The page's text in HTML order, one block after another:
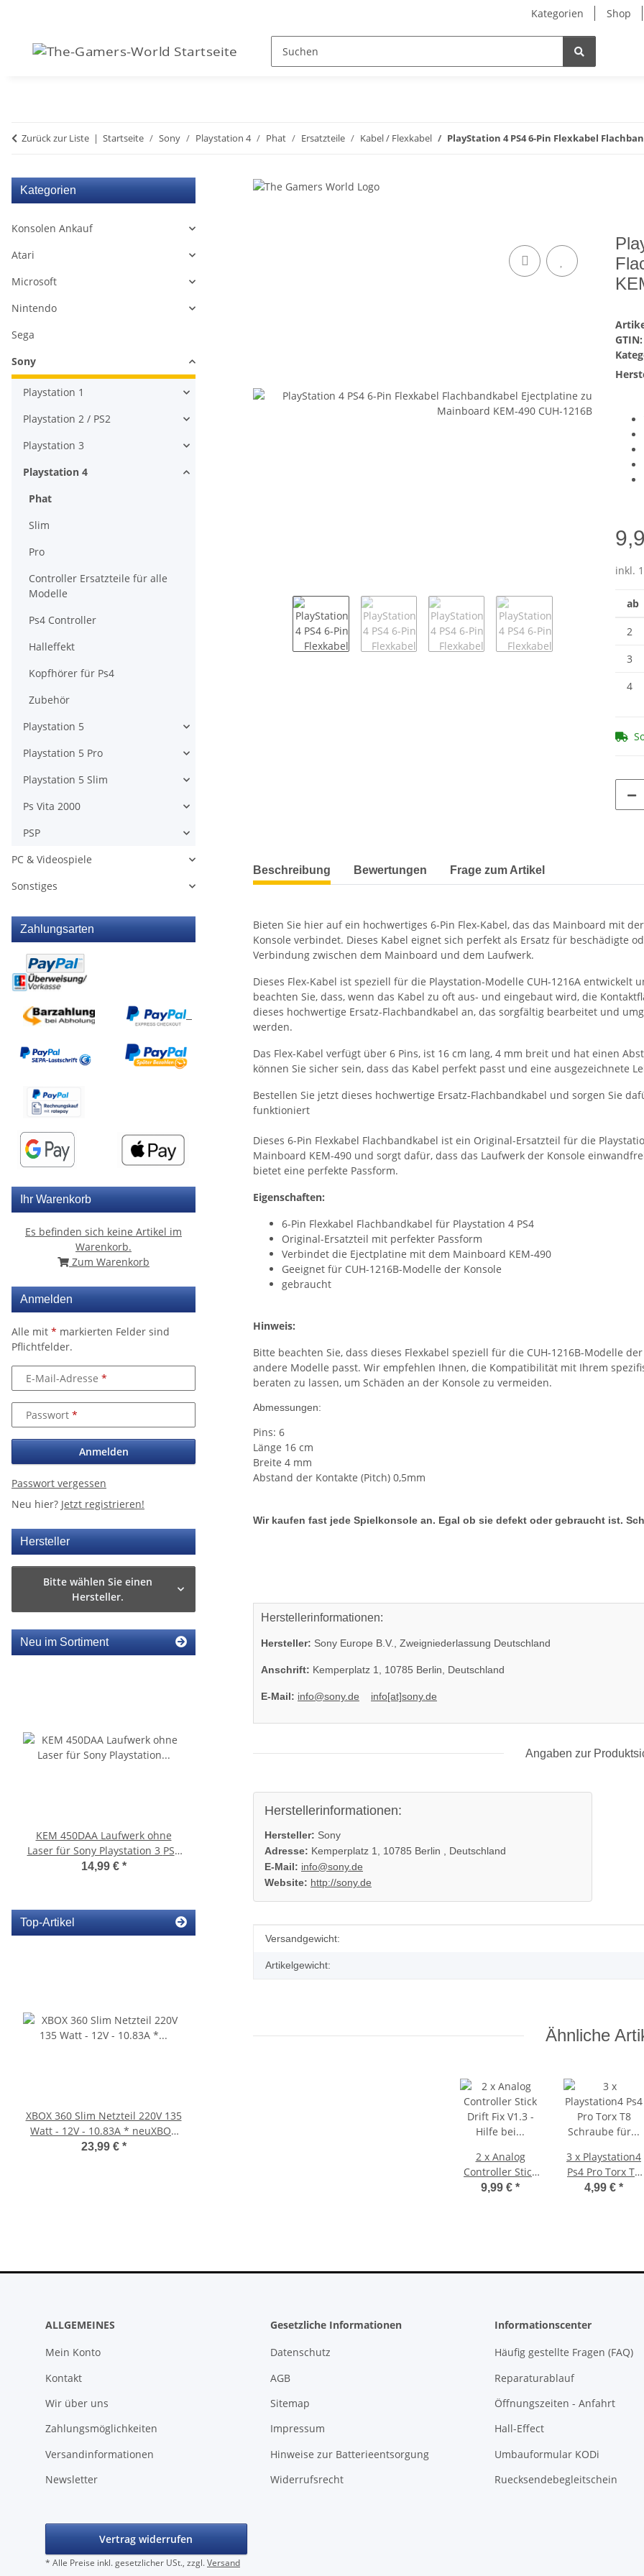
Kategorien Shop
Zurück zur Liste Startseite Sony Playstation 4 Phat Ersatzteile Kabel / Flexkabel PlayStation 4 PS4 6-Pin Flexkabel
GTIN:
inkl.
ab
2
3
4
weitere Registerkarten anzeigen
Beschreibung Bewertungen Frage zum Artikel
Bieten Sie hier auf ein hochwertiges 6-Pin Flex-Kabel, das das Mainboard mit
Konsole verbindet. Dieses Kabel eignet sich perfekt als Ersatz für beschädigte
Verbindung zwischen dem Mainboard und dem Laufwerk.
Dieses Flex-Kabel ist speziell für die Playstation-Modelle CUH-1216A
beachten Sie, dass, wenn das Kabel zu oft aus- und eingebaut wird, die
dieses hochwertige Ersatz-Flachbandkabel an, das sorgfältig bearbeitet und
werden.
Das Flex-Kabel verfügt über 6 Pins, ist 16 cm lang, 4 mm breit und hat einen
können Sie sicher sein, dass das Kabel perfekt passt und eine ausgezeichnete
Bestellen Sie jetzt dieses hochwertige Ersatz-Flachbandkabel und sorgen Sie
funktioniert
Dieses 6-Pin Flexkabel Flachbandkabel ist ein Original-Ersatzteil für die
Mainboard KEM-490 und sorgt dafür, dass das Laufwerk der Konsole
bietet eine perfekte Passform.
Eigenschaften:
6-Pin Flexkabel Flachbandkabel für Playstation 4 PS4
Original-Ersatzteil mit perfekter Passform
Verbindet die Ejectplatine mit dem Mainboard KEM-490
Geeignet für CUH-1216B-Modelle der Konsole
gebraucht
Hinweis:
Bitte beachten Sie, dass dieses Flexkabel speziell für die CUH-1216B-Modelle
andere Modelle passt. Wir empfehlen Ihnen, die Kompatibilität mit Ihrem
beraten zu lassen, um Schäden an der Konsole zu vermeiden.
Abmessungen:
Pins: 6
Länge 16 cm
Breite 4 mm
Abstand der Kontakte (Pitch) 0,5mm
Wir kaufen fast jede Spielkonsole an. Egal ob sie defekt oder gebraucht ist.
Herstellerinformationen:
Hersteller: Sony Europe B.V., Zweigniederlassung Deutschland
Anschrift: Kemperplatz 1, 10785 Berlin, Deutschland
E-Mail: info@sony.de info[at]sony.de
Angaben zur
Herstellerinformationen:
Hersteller: Sony
Adresse: Kemperplatz 1, 10785 Berlin , Deutschland
E-Mail: info@sony.de
Website: http://sony.de
Produkteigenschaft
Wert
Versandgewicht:
Artikelgewicht:
Ähnliche
2 x Analog
Controller Stick
Drift Fix V1.3 -
9,99 € *
3 x Playstation4
Ps4 Pro Torx T8
Schraube für
4,99 € *
Kategorien
Konsolen Ankauf
Atari
Microsoft
Nintendo
Sega
Sony
Playstation 1
Playstation 2 / PS2
Playstation 3
Playstation 4
Phat
Slim
Pro
Controller Ersatzteile für alle
Modelle
Ps4 Controller
Halleffekt
Kopfhörer für Ps4
Zubehör
Playstation 5
Playstation 5 Pro
Playstation 5 Slim
Ps Vita 2000
PSP
PC & Videospiele
Sonstiges
Zahlungsarten
Ihr Warenkorb
Es befinden sich keine Artikel im
Warenkorb.
Zum Warenkorb
Anmelden
Alle mit * markierten Felder sind
Pflichtfelder.
E-Mail-Adresse
Passwort
Anmelden
Passwort vergessen
Neu hier? Jetzt registrieren!
Hersteller
Bitte wählen Sie einen
Hersteller.
Neu im Sortiment
KEM 450DAA Laufwerk ohne
Laser für Sony Playstation 3 PS3
Slim
14,99 € *
KEM 450AAA Laufwerk oberteil
Sony Playstation 3 PS3 Slim
gebraucht
10,99 €*
450EAA PS3 Schlitten ohne Laser
Top-Artikel
XBOX 360 Slim Netzteil 220V 135
Watt - 12V - 10.83A * neuXBOX
360 Slim Netzteil
23,99 € *
PS3 Playstation 3 Laufwerk
Flachband Flex Kabel für KES
ALLGEMEINES
Mein Konto
Kontakt
Wir über uns
Zahlungsmöglichkeiten
Versandinformationen
Newsletter
Gesetzliche Informationen
Datenschutz
AGB
Sitemap
Impressum
Hinweise zur Batterieentsorgung
Widerrufsrecht
Informationscenter
Häufig gestellte Fragen (FAQ)
Reparaturablauf
Öffnungszeiten - Anfahrt
Hall-Effect
Umbauformular KODi
Ruecksendebegleitschein
Vertrag widerrufen
* Alle Preise inkl. gesetzlicher USt., zzgl.Versand